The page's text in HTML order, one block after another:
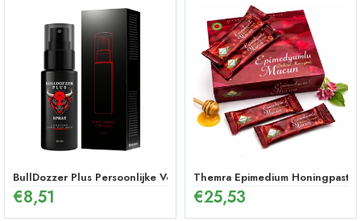
BullDozzer Plus Persoonlijke Verzorgingsspray
€8,51
Themra Epimedium
€25,53